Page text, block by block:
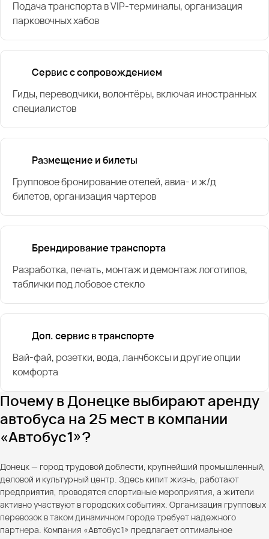
Подача транспорта в VIP-терминалы, организация
парковочных хабов
Сервис с сопровождением
Гиды, переводчики, волонтёры, включая иностранных
специалистов
Размещение и билеты
Групповое бронирование отелей, авиа- и ж/д
билетов, организация чартеров
Брендирование транспорта
Разработка, печать, монтаж и демонтаж логотипов,
таблички под лобовое стекло
Доп. сервис в транспорте
Вай-фай, розетки, вода, ланчбоксы и другие опции
комфорта
Почему в Донецке выбирают аренду
автобуса на 25 мест в компании
«Автобус1»?
Донецк — город трудовой доблести, крупнейший промышленный,
деловой и культурный центр. Здесь кипит жизнь, работают
предприятия, проводятся спортивные мероприятия, а жители
активно участвуют в городских событиях. Организация групповых
перевозок в таком динамичном городе требует надежного
партнера. Компания «Автобус1» предлагает оптимальное